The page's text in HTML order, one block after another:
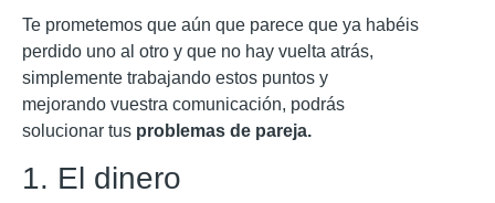
Te prometemos que aún que parece que ya habéis
perdido uno al otro y que no hay vuelta atrás,
simplemente trabajando estos puntos y
mejorando vuestra comunicación, podrás
solucionar tus problemas de pareja.
1. El dinero